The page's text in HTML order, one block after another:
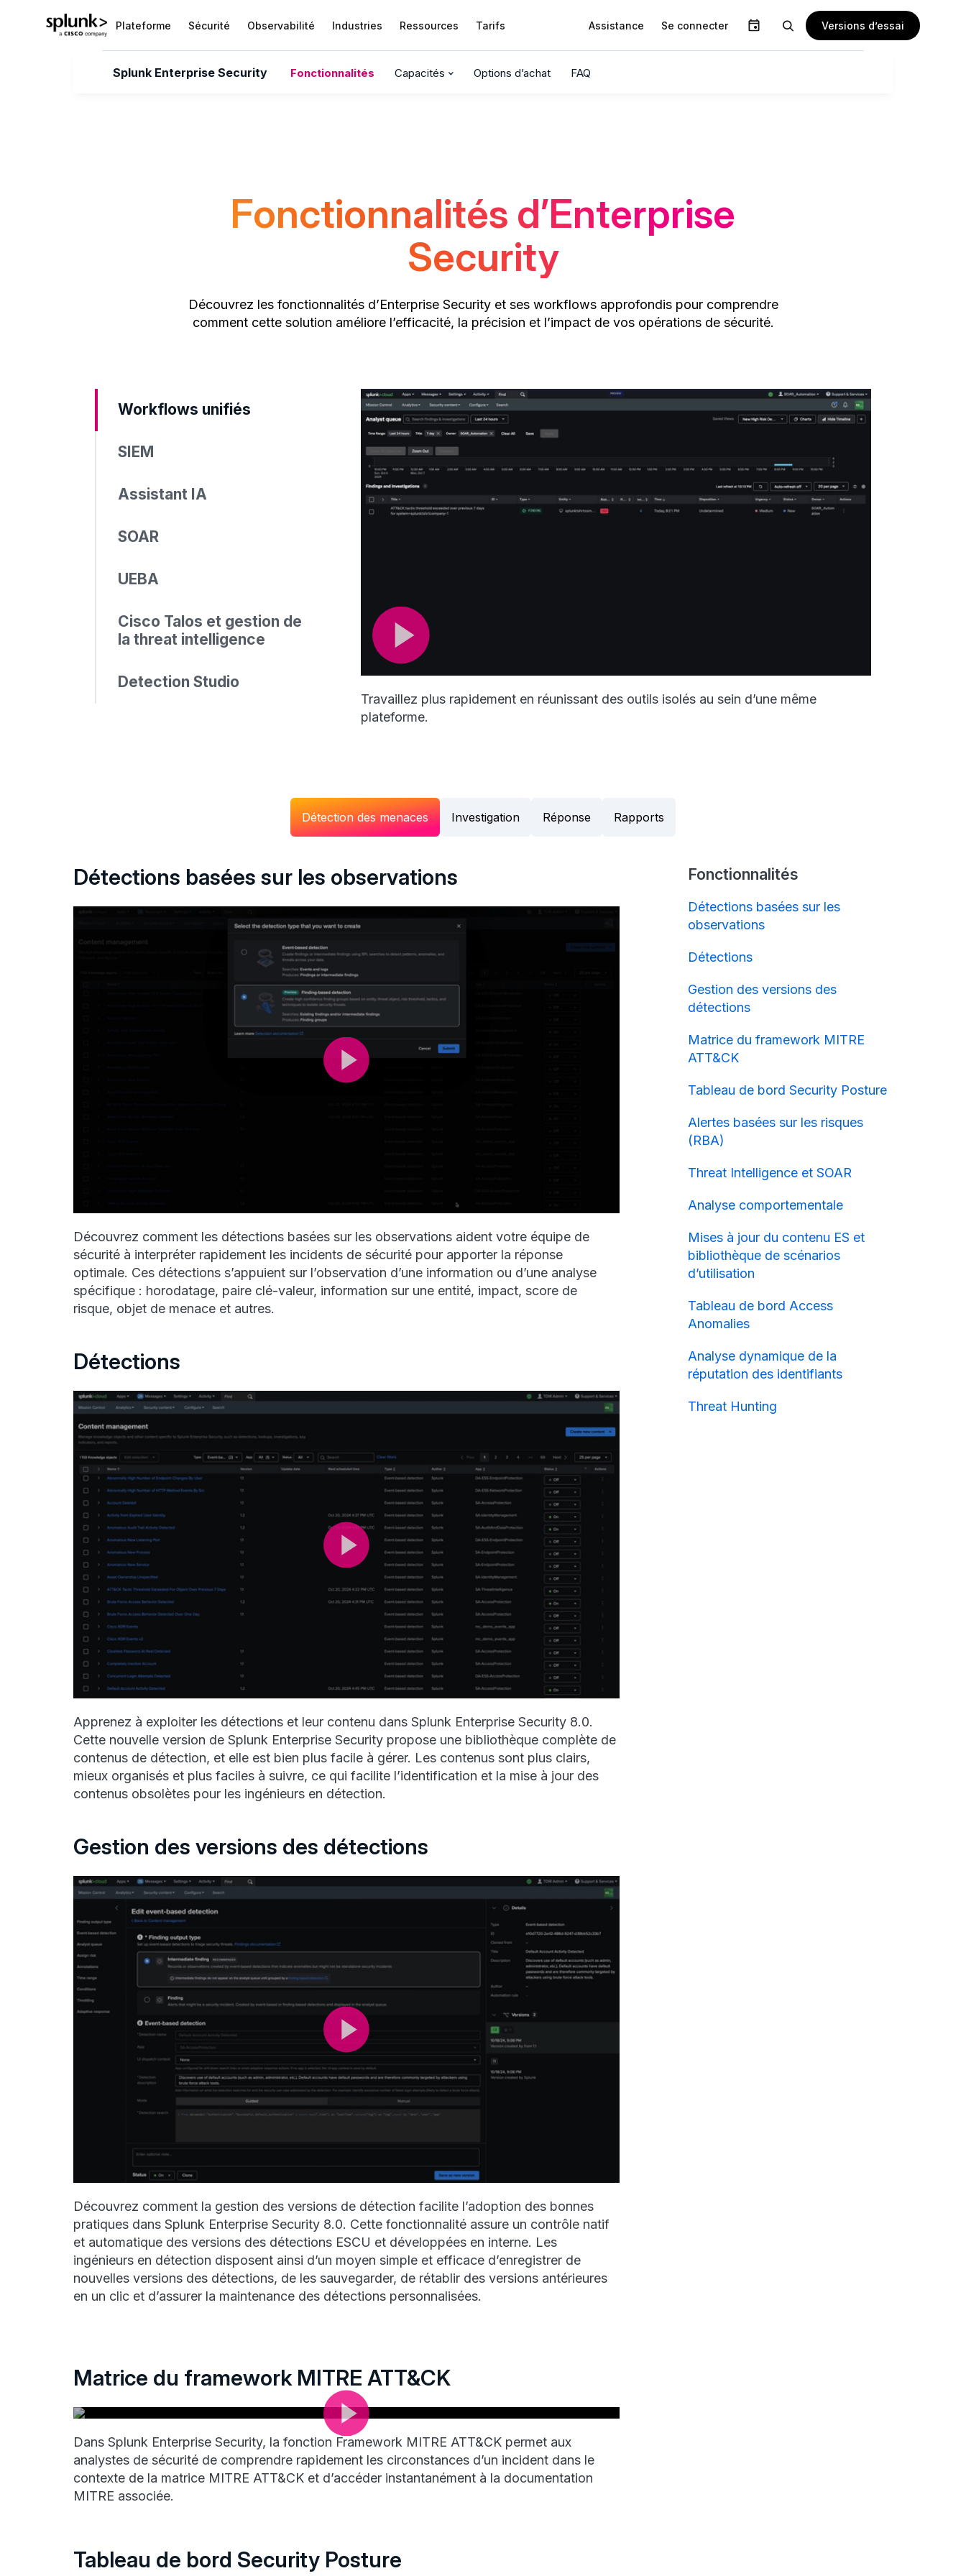
Plateforme Sécurité Observabilité Industries Ressources Tarifs Assistance Se connecter Versions d’essai
Splunk Enterprise Security Fonctionnalités Capacités Options d’achat FAQ
Fonctionnalités d’Enterprise
Security
Découvrez les fonctionnalités d’Enterprise Security et ses workflows approfondis pour comprendre
comment cette solution améliore l’efficacité, la précision et l’impact de vos opérations de sécurité.
Workflows unifiés
SIEM
Assistant IA
SOAR
UEBA
Cisco Talos et gestion de
la threat intelligence
Detection Studio
Travaillez plus rapidement en réunissant des outils isolés au sein d’une même
plateforme.
Détection des menaces Investigation Réponse Rapports
Détections basées sur les observations
Découvrez comment les détections basées sur les observations aident votre équipe de
sécurité à interpréter rapidement les incidents de sécurité pour apporter la réponse
optimale. Ces détections s’appuient sur l’observation d’une information ou d’une analyse
spécifique : horodatage, paire clé-valeur, information sur une entité, impact, score de
risque, objet de menace et autres.
Détections
Apprenez à exploiter les détections et leur contenu dans Splunk Enterprise Security 8.0.
Cette nouvelle version de Splunk Enterprise Security propose une bibliothèque complète de
contenus de détection, et elle est bien plus facile à gérer. Les contenus sont plus clairs,
mieux organisés et plus faciles à suivre, ce qui facilite l’identification et la mise à jour des
contenus obsolètes pour les ingénieurs en détection.
Gestion des versions des détections
Découvrez comment la gestion des versions de détection facilite l’adoption des bonnes
pratiques dans Splunk Enterprise Security 8.0. Cette fonctionnalité assure un contrôle natif
et automatique des versions des détections ESCU et développées en interne. Les
ingénieurs en détection disposent ainsi d’un moyen simple et efficace d’enregistrer de
nouvelles versions des détections, de les sauvegarder, de rétablir des versions antérieures
en un clic et d’assurer la maintenance des détections personnalisées.
Matrice du framework MITRE ATT&CK
Dans Splunk Enterprise Security, la fonction Framework MITRE ATT&CK permet aux
analystes de sécurité de comprendre rapidement les circonstances d’un incident dans le
contexte de la matrice MITRE ATT&CK et d’accéder instantanément à la documentation
MITRE associée.
Tableau de bord Security Posture
Fonctionnalités
Détections basées sur les
observations
Détections
Gestion des versions des
détections
Matrice du framework MITRE
ATT&CK
Tableau de bord Security Posture
Alertes basées sur les risques
(RBA)
Threat Intelligence et SOAR
Analyse comportementale
Mises à jour du contenu ES et
bibliothèque de scénarios
d’utilisation
Tableau de bord Access
Anomalies
Analyse dynamique de la
réputation des identifiants
Threat Hunting